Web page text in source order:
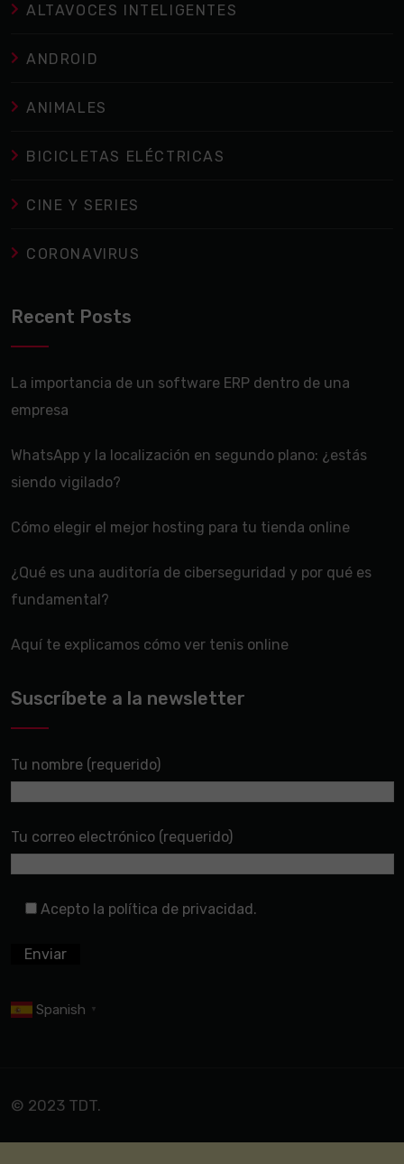
ALTAVOCES INTELIGENTES
ANDROID
ANIMALES
BICICLETAS ELÉCTRICAS
CINE Y SERIES
CORONAVIRUS
Recent Posts
La importancia de un software ERP dentro de una
empresa
WhatsApp y la localización en segundo plano: ¿estás
siendo vigilado?
Cómo elegir el mejor hosting para tu tienda online
¿Qué es una auditoría de ciberseguridad y por qué es
fundamental?
Aquí te explicamos cómo ver tenis online
Suscríbete a la newsletter
Tu nombre (requerido)
Tu correo electrónico (requerido)
Acepto la política de privacidad.
Spanish ▼
© 2023 TDT.